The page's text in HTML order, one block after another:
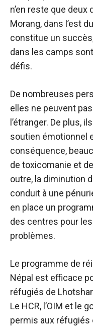
n’en reste que
Morang, dans l’est
constitue un
dans les camps
défis.
De nombreuses
elles ne peuvent
l’étranger. De plus,
soutien émotionnel
conséquence,
de toxicomanie et
outre, la diminution
conduit à une
en place un
des centres pour
problèmes.
Le programme de
Népal est efficace
réfugiés de
Le HCR, l’OIM et le
permis aux réfugiés